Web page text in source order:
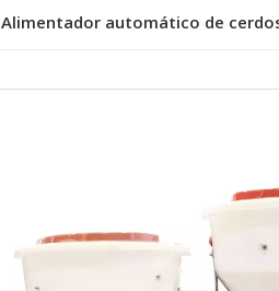
Alimentador automático de